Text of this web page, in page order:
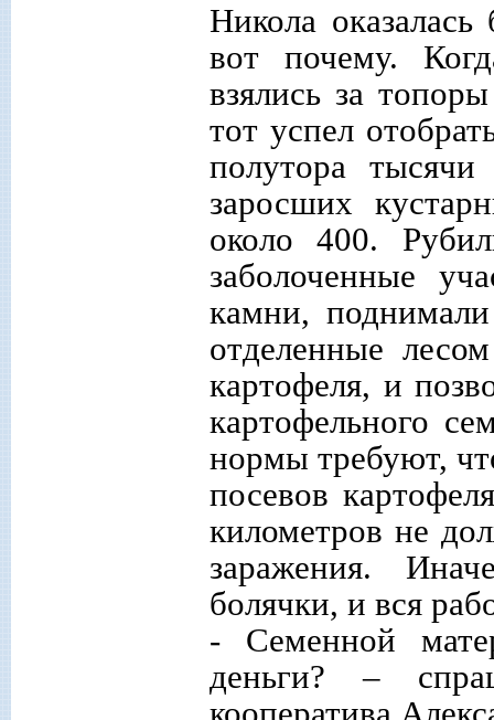
Никола
вот почему.
взялись за
тот успел
полутора
заросших
около 400.
заболоченные
камни,
отделенные
картофеля, и
картофельного
нормы требуют,
посевов
километров не
заражения.
болячки, и вся
- Семенной
деньги? –